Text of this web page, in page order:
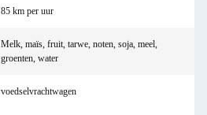
85 km per uur
Melk, maïs, fruit, tarwe, noten, soja, meel,
groenten, water
voedselvrachtwagen